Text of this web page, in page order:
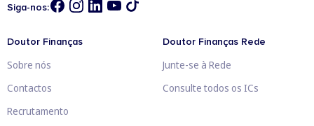
Siga-nos:
Doutor Finanças
Sobre nós
Contactos
Recrutamento
Doutor Finanças Rede
Junte-se à Rede
Consulte todos os ICs